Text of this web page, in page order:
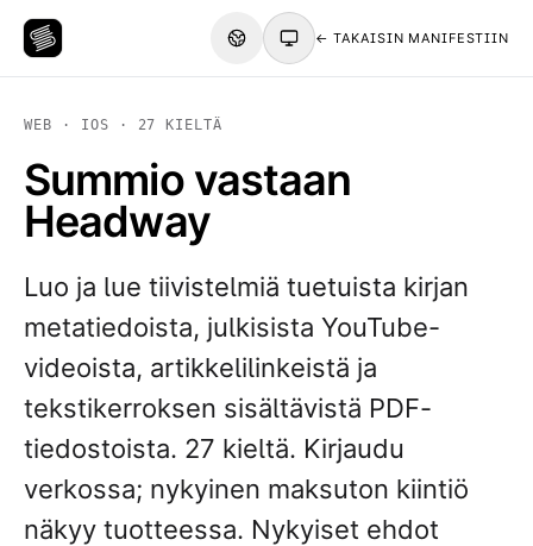
← TAKAISIN MANIFESTIIN
WEB · IOS · 27 KIELTÄ
Summio vastaan
Headway
Luo ja lue tiivistelmiä tuetuista kirjan
metatiedoista, julkisista YouTube-
videoista, artikkelilinkeistä ja
tekstikerroksen sisältävistä PDF-
tiedostoista. 27 kieltä. Kirjaudu
verkossa; nykyinen maksuton kiintiö
näkyy tuotteessa. Nykyiset ehdot